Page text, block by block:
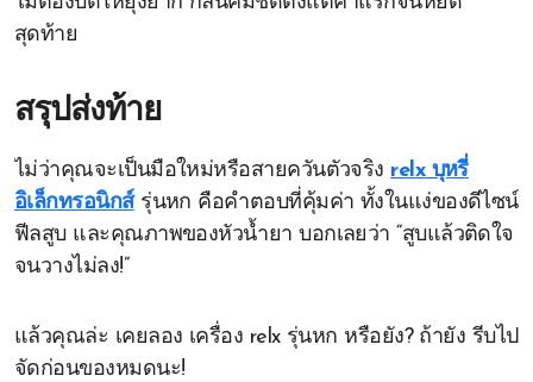
สุดท้าย
สรุปส่งท้าย
ไม่ว่าคุณจะเป็นมือใหม่หรือสายควันตัวจริง relx บุหรี่
อิเล็กทรอนิกส์รุ่นหก คือคำตอบที่คุ้มค่า ทั้งในแง่ของดีไซน์
ฟีลสูบ และคุณภาพของหัวน้ำยา บอกเลยว่า “สูบแล้วติดใจ
จนวางไม่ลง!”
แล้วคุณล่ะ เคยลอง เครื่อง relx รุ่นหก หรือยัง? ถ้ายัง รีบไป
จัดก่อนของหมดนะ!